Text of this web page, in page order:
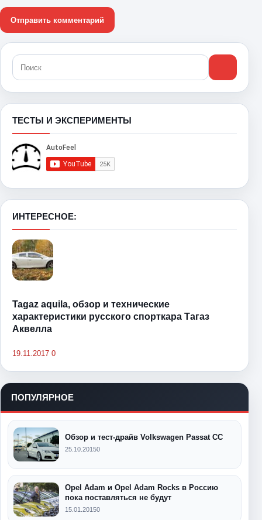
ТЕСТЫ И ЭКСПЕРИМЕНТЫ
ИНТЕРЕСНОЕ:
Tagaz aquila, обзор и технические
характеристики русского спорткара Тагаз
Аквелла
19.11.2017 0
ПОПУЛЯРНОЕ
Обзор и тест-драйв Volkswagen Passat CC
25.10.20150
Opel Adam и Opel Adam Rocks в Россию
пока поставляться не будут
15.01.20150